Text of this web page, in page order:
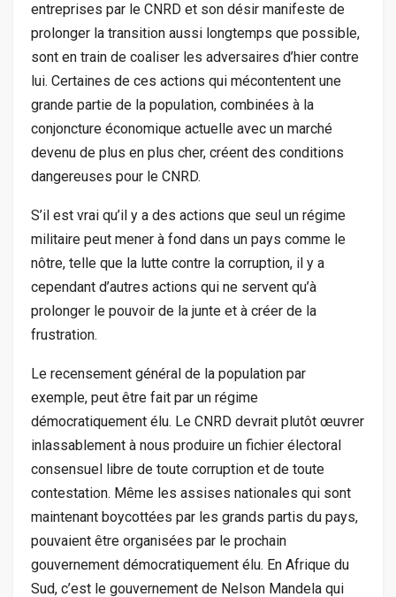
entreprises par le CNRD et son désir manifeste de
prolonger la transition aussi longtemps que possible,
sont en train de coaliser les adversaires d’hier contre
lui. Certaines de ces actions qui mécontentent une
grande partie de la population, combinées à la
conjoncture économique actuelle avec un marché
devenu de plus en plus cher, créent des conditions
dangereuses pour le CNRD.
S’il est vrai qu’il y a des actions que seul un régime
militaire peut mener à fond dans un pays comme le
nôtre, telle que la lutte contre la corruption, il y a
cependant d’autres actions qui ne servent qu’à
prolonger le pouvoir de la junte et à créer de la
frustration.
Le recensement général de la population par
exemple, peut être fait par un régime
démocratiquement élu. Le CNRD devrait plutôt œuvrer
inlassablement à nous produire un fichier électoral
consensuel libre de toute corruption et de toute
contestation. Même les assises nationales qui sont
maintenant boycottées par les grands partis du pays,
pouvaient être organisées par le prochain
gouvernement démocratiquement élu. En Afrique du
Sud, c’est le gouvernement de Nelson Mandela qui